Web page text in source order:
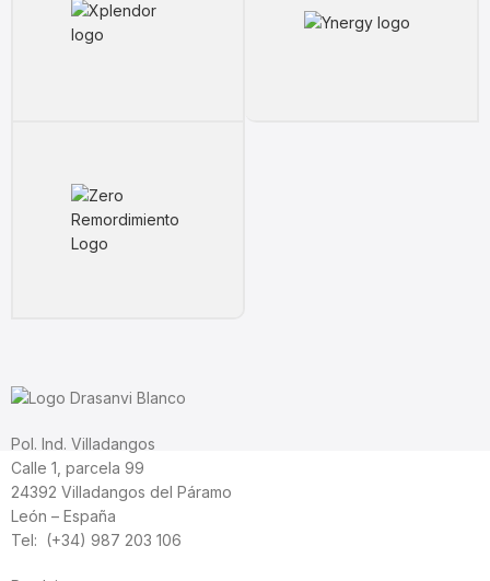
Pol. Ind. Villadangos
Calle 1, parcela 99
24392 Villadangos del Páramo
León – España
Tel: (+34) 987 203 106